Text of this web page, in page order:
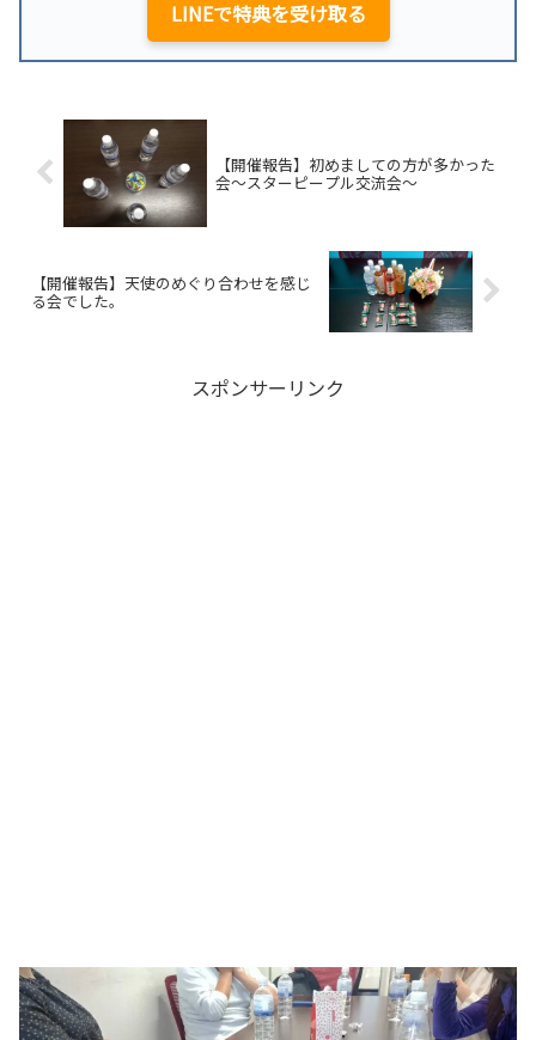
LINEで特典を受け取る
【開催報告】初めましての方が多かった
会～スターピープル交流会～
【開催報告】天使のめぐり合わせを感じ
る会でした。
スポンサーリンク